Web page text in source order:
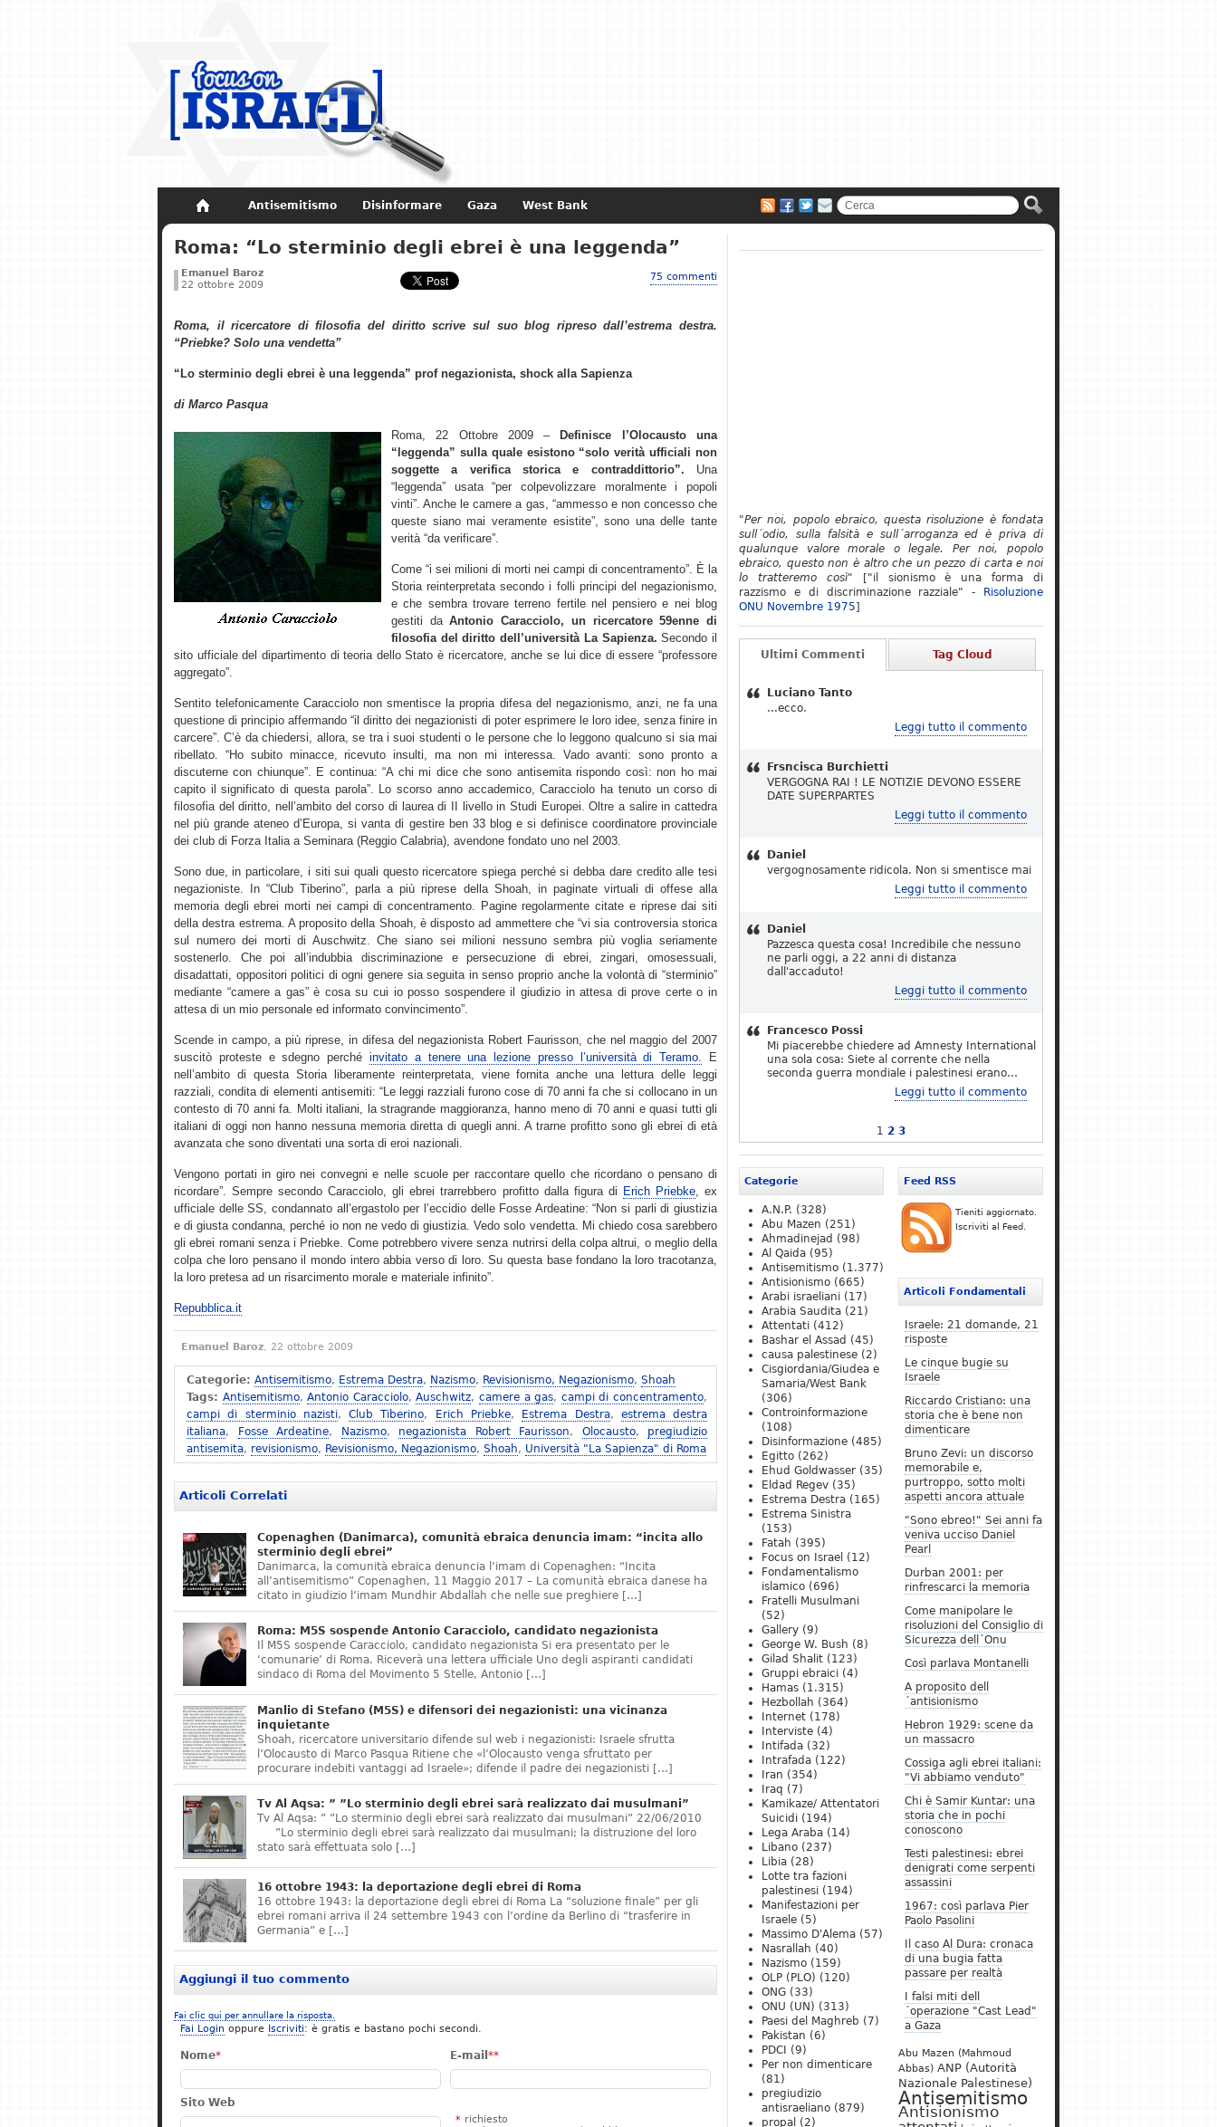
Antisemitismo Disinformare Gaza West Bank
Non dimenticare Storia di Israele
Roma: “Lo sterminio degli ebrei è una leggenda”
Emanuel Baroz
22 ottobre 2009
75 commenti
Roma, il ricercatore di filosofia del diritto scrive sul suo blog ripreso dall’estrema destra.
“Priebke? Solo una vendetta”
“Lo sterminio degli ebrei è una leggenda” prof negazionista, shock alla Sapienza
di Marco Pasqua
Roma, 22 Ottobre 2009 –
Definisce l’Olocausto una
“leggenda” sulla quale esistono “solo verità ufficiali non
soggette a verifica storica e contraddittorio”. Una
“leggenda” usata “per colpevolizzare moralmente i popoli
vinti”. Anche le camere a gas, “ammesso e non concesso che
queste siano mai veramente esistite”, sono una delle tante
verità “da verificare”.
Come “i sei milioni di morti nei campi di concentramento”. È la
Storia reinterpretata secondo i folli principi del negazionismo,
e che sembra trovare terreno fertile nel pensiero e nei blog
gestiti daAntonio Caracciolo, un ricercatore 59enne di
filosofia del diritto dell’università La Sapienza. Secondo il
sito ufficiale del dipartimento di teoria dello Stato è ricercatore, anche se lui dice di essere “professore
aggregato”.
Sentito telefonicamente Caracciolo non smentisce la propria difesa del negazionismo, anzi, ne fa una
questione di principio affermando “il diritto dei negazionisti di poter esprimere le loro idee, senza finire in
carcere”. C’è da chiedersi, allora, se tra i suoi studenti o le persone che lo leggono qualcuno si sia mai
ribellato. “Ho subito minacce, ricevuto insulti, ma non mi interessa. Vado avanti: sono pronto a
discuterne con chiunque”. E continua: “A chi mi dice che sono antisemita rispondo così: non ho mai
capito il significato di questa parola”. Lo scorso anno accademico, Caracciolo ha tenuto un corso di
filosofia del diritto, nell’ambito del corso di laurea di II livello in Studi Europei. Oltre a salire in cattedra
nel più grande ateneo d’Europa, si vanta di gestire ben 33 blog e si definisce coordinatore provinciale
dei club di Forza Italia a Seminara (Reggio Calabria), avendone fondato uno nel 2003.
Sono due, in particolare, i siti sui quali questo ricercatore spiega perché si debba dare credito alle tesi
negazioniste. In “Club Tiberino”, parla a più riprese della Shoah, in paginate virtuali di offese alla
memoria degli ebrei morti nei campi di concentramento. Pagine regolarmente citate e riprese dai siti
della destra estrema. A proposito della Shoah, è disposto ad ammettere che “vi sia controversia storica
sul numero dei morti di Auschwitz. Che siano sei milioni nessuno sembra più voglia seriamente
sostenerlo. Che poi all’indubbia discriminazione e persecuzione di ebrei, zingari, omosessuali,
disadattati, oppositori politici di ogni genere sia seguita in senso proprio anche la volontà di “sterminio”
mediante “camere a gas” è cosa su cui io posso sospendere il giudizio in attesa di prove certe o in
attesa di un mio personale ed informato convincimento”.
Scende in campo, a più riprese, in difesa del negazionista Robert Faurisson, che nel maggio del 2007
suscitò proteste e sdegno perché invitato a tenere una lezione presso l’università di Teramo. E
nell’ambito di questa Storia liberamente reinterpretata, viene fornita anche una lettura delle leggi
razziali, condita di elementi antisemiti: “Le leggi razziali furono cose di 70 anni fa che si collocano in un
contesto di 70 anni fa. Molti italiani, la stragrande maggioranza, hanno meno di 70 anni e quasi tutti gli
italiani di oggi non hanno nessuna memoria diretta di quegli anni. A trarne profitto sono gli ebrei di età
avanzata che sono diventati una sorta di eroi nazionali.
Vengono portati in giro nei convegni e nelle scuole per raccontare quello che ricordano o pensano di
ricordare”. Sempre secondo Caracciolo, gli ebrei trarrebbero profitto dalla figura di Erich Priebke, ex
ufficiale delle SS, condannato all’ergastolo per l’eccidio delle Fosse Ardeatine: “Non si parli di giustizia
e di giusta condanna, perché io non ne vedo di giustizia. Vedo solo vendetta. Mi chiedo cosa sarebbero
gli ebrei romani senza i Priebke. Come potrebbero vivere senza nutrirsi della colpa altrui, o meglio della
colpa che loro pensano il mondo intero abbia verso di loro. Su questa base fondano la loro tracotanza,
la loro pretesa ad un risarcimento morale e materiale infinito”.
Repubblica.it
Emanuel Baroz, 22 ottobre 2009
Categorie: Antisemitismo, Estrema Destra, Nazismo, Revisionismo, Negazionismo, Shoah
Tags: Antisemitismo,Antonio Caracciolo,Auschwitz,camere a gas, campi di concentramento,
campi di sterminio nazisti,Club Tiberino, Erich Priebke, Estrema Destra, estrema destra
italiana, Fosse Ardeatine, Nazismo, negazionista Robert Faurisson, Olocausto, pregiudizio
antisemita, revisionismo, Revisionismo, Negazionismo, Shoah, Università "La Sapienza" di Roma
Articoli Correlati
Copenaghen (Danimarca), comunità ebraica denuncia imam: “incita allo
sterminio degli ebrei”
Danimarca, la comunità ebraica denuncia l’imam di Copenaghen: “Incita
all’antisemitismo” Copenaghen, 11 Maggio 2017 – La comunità ebraica danese ha
citato in giudizio l’imam Mundhir Abdallah che nelle sue preghiere […]
Roma: M5S sospende Antonio Caracciolo, candidato negazionista
Il M5S sospende Caracciolo, candidato negazionista Si era presentato per le
‘comunarie’ di Roma. Riceverà una lettera ufficiale Uno degli aspiranti candidati
sindaco di Roma del Movimento 5 Stelle, Antonio […]
Manlio di Stefano (M5S) e difensori dei negazionisti: una vicinanza
inquietante
Shoah, ricercatore universitario difende sul web i negazionisti: Israele sfrutta
l’Olocausto di Marco Pasqua Ritiene che «l’Olocausto venga sfruttato per
procurare indebiti vantaggi ad Israele»; difende il padre dei negazionisti […]
Tv Al Aqsa: ” ”Lo sterminio degli ebrei sarà realizzato dai musulmani”
Tv Al Aqsa: ” ”Lo sterminio degli ebrei sarà realizzato dai musulmani” 22/06/2010
”Lo sterminio degli ebrei sarà realizzato dai musulmani; la distruzione del loro
stato sarà effettuata solo […]
16 ottobre 1943: la deportazione degli ebrei di Roma
16 ottobre 1943: la deportazione degli ebrei di Roma La “soluzione finale” per gli
ebrei romani arriva il 24 settembre 1943 con l’ordine da Berlino di “trasferire in
Germania” e […]
Aggiungi il tuo commento
Fai clic qui per annullare la risposta.
Fai Login oppure Iscriviti: è gratis e bastano pochi secondi.
Nome* E-mail **
Sito Web
* richiesto
"Per noi, popolo ebraico, questa risoluzione è fondata
sull´odio, sulla falsità e sull´arroganza ed è priva di
qualunque valore morale o legale. Per noi, popolo
ebraico, questo non è altro che un pezzo di carta e noi
lo tratteremo così" ["il sionismo è una forma di
razzismo e di discriminazione razziale" -
Risoluzione
ONU Novembre 1975]
Ultimi Commenti Tag Cloud
Luciano Tanto
...ecco.
Leggi tutto il commento
Frsncisca Burchietti
VERGOGNA RAI ! LE NOTIZIE DEVONO ESSERE
DATE SUPERPARTES
Leggi tutto il commento
Daniel
vergognosamente ridicola. Non si smentisce mai
Leggi tutto il commento
Daniel
Pazzesca questa cosa! Incredibile che nessuno
ne parli oggi, a 22 anni di distanza
dall'accaduto!
Leggi tutto il commento
Francesco Possi
Mi piacerebbe chiedere ad Amnesty International
una sola cosa: Siete al corrente che nella
seconda guerra mondiale i palestinesi erano…
Leggi tutto il commento
1 2 3
Feed RSS
Tieniti aggiornato.
Iscriviti al Feed.
Articoli Fondamentali
Israele: 21 domande, 21
risposte
Le cinque bugie su
Israele
Riccardo Cristiano: una
storia che è bene non
dimenticare
Bruno Zevi: un discorso
memorabile e,
purtroppo, sotto molti
aspetti ancora attuale
"Sono ebreo!" Sei anni fa
veniva ucciso Daniel
Pearl
Durban 2001: per
rinfrescarci la memoria
Come manipolare le
risoluzioni del Consiglio di
Sicurezza dell´Onu
Così parlava Montanelli
A proposito dell
´antisionismo
Hebron 1929: scene da
un massacro
Cossiga agli ebrei italiani:
"Vi abbiamo venduto"
Chi è Samir Kuntar: una
storia che in pochi
conoscono
Testi palestinesi: ebrei
denigrati come serpenti
assassini
1967: così parlava Pier
Paolo Pasolini
Il caso Al Dura: cronaca
di una bugia fatta
passare per realtà
I falsi miti dell
´operazione "Cast Lead"
a Gaza
Abu Mazen (Mahmoud
Abbas) ANP (Autorità
Nazionale Palestinese)
Antisemitismo
Antisionismo
Categorie
A.N.P. (328)
Abu Mazen (251)
Ahmadinejad (98)
Al Qaida (95)
Antisemitismo (1.377)
Antisionismo (665)
Arabi israeliani (17)
Arabia Saudita (21)
Attentati (412)
Bashar el Assad (45)
causa palestinese (2)
Cisgiordania/Giudea e
Samaria/West Bank
(306)
Controinformazione
(108)
Disinformazione (485)
Egitto (262)
Ehud Goldwasser (35)
Eldad Regev (35)
Estrema Destra (165)
Estrema Sinistra
(153)
Fatah (395)
Focus on Israel (12)
Fondamentalismo
islamico (696)
Fratelli Musulmani
(52)
Gallery (9)
George W. Bush (8)
Gilad Shalit (123)
Gruppi ebraici (4)
Hamas (1.315)
Hezbollah (364)
Internet (178)
Interviste (4)
Intifada (32)
Intrafada (122)
Iran (354)
Iraq (7)
Kamikaze/ Attentatori
Suicidi (194)
Lega Araba (14)
Libano (237)
Libia (28)
Lotte tra fazioni
palestinesi (194)
Manifestazioni per
Israele (5)
Massimo D'Alema (57)
Nasrallah (40)
Nazismo (159)
OLP (PLO) (120)
ONG (33)
ONU (UN) (313)
Paesi del Maghreb (7)
Pakistan (6)
PDCI
(9)
Per non dimenticare
(81)
pregiudizio
antisraeliano (879)
propal (2)